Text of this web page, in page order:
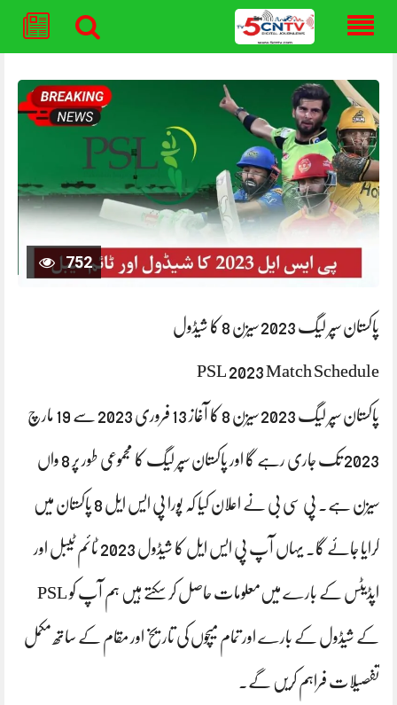
content
752
پاکستان سپر لیگ 2023 سیزن 8 کا شیڈول
PSL 2023 Match Schedule
پاکستان سپر لیگ 2023 سیزن 8 کا آغاز 13 فروری 2023 سے 19 مارچ
2023 تک جاری رہے گا اور پاکستان سپر لیگ کا مجموعی طور پر 8 واں
سیزن ہے۔ پی سی بی نے اعلان کیا کہ پورا پی ایس ایل 8 پاکستان میں
کرایا جائے گا۔ یہاں آپ پی ایس ایل کا شیڈول 2023 ٹائم ٹیبل اور
اپڈیٹس کے بارے میں‌معلومات حاصل کر سکتے ہیں‌ ہم آپ کو PSL
کے شیڈول کے بارے اور تمام میچوں کی تاریخ اور مقام کے ساتھ مکمل
تفصیلات فراہم کریں گے۔